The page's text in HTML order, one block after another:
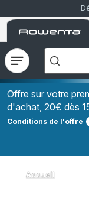
Ouvrir
le
menu
recherchez-
vous
?","Aspirateurs
à
Cheveux"]
Offre sur votre
d'achat, 20€ dès
Conditions de l'offre
Accueil